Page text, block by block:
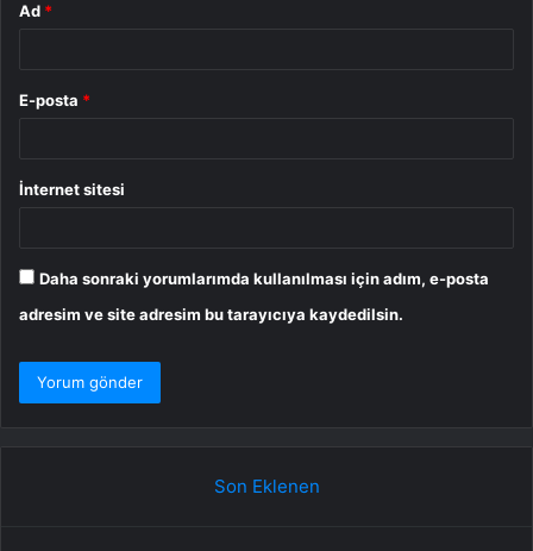
Ad *
E-posta *
İnternet sitesi
Daha sonraki yorumlarımda kullanılması için adım, e-posta
adresim ve site adresim bu tarayıcıya kaydedilsin.
Son Eklenen